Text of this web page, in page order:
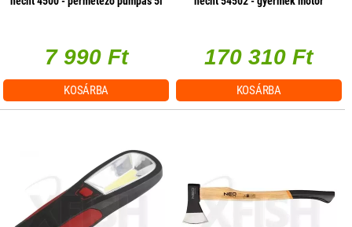
7 990 Ft
KOSÁRBA
170 310 Ft
KOSÁRBA